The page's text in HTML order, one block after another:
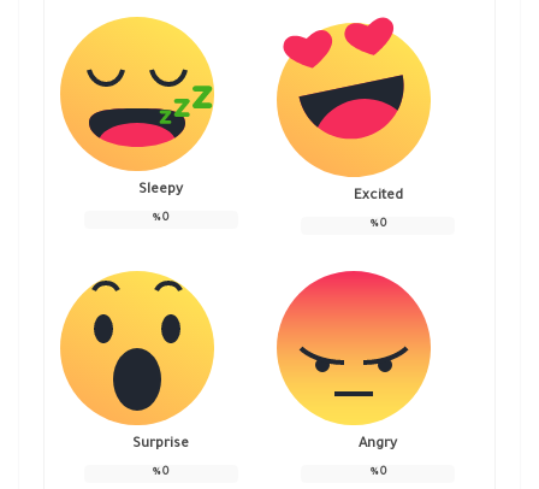
Excited
0
%
Sleepy
0
%
Angry
0
%
Surprise
0
%